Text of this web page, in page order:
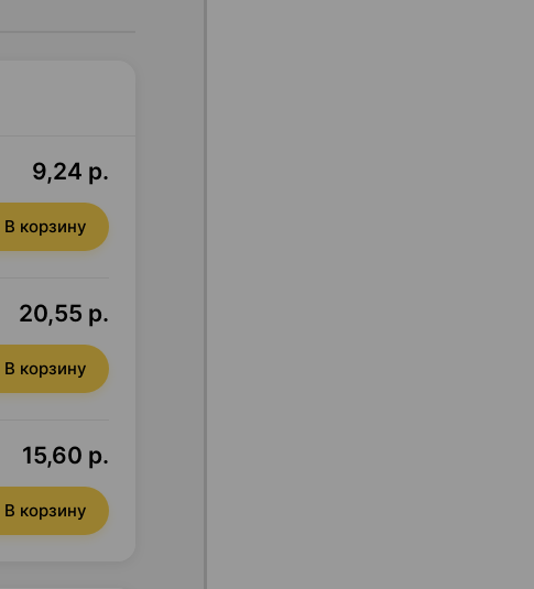
9,24 р.
В корзину
20,55 р.
В корзину
15,60 р.
В корзину